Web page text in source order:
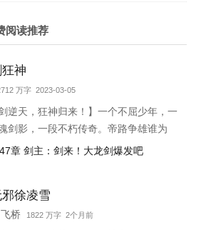
阅读推荐
神
万字 2023-03-05
剑逆天，狂神归来！】一个不屈少年，一
剑影，一段不朽传奇。帝路争雄谁为
我林轩傲苍生！3w471-25091
章 剑主：剑来！大龙剑爆发吧
徐凌雪
桥 1822 万字 2个月前